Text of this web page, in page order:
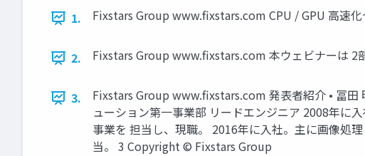
1.
Fixstars Group www.fixstars.com CPU / GPU 高速
2. Fixstars Group www.fixstars.com 本ウェビナーは 2
3.
Fixstars Group www.fixstars.com 発表者紹介 • 冨田
ューション第一事業部 リードエンジニア 2008年に
事業を 担当し、現職。 2016年に入社。主に画像処
当。 3 Copyright © Fixstars Group